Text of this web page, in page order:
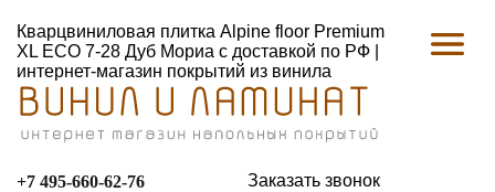
Кварцвиниловая плитка Alpine floor Premium
XL ECO 7-28 Дуб Мориа с доставкой по РФ |
интернет-магазин покрытий из винила
+7 495-660-62-76 Заказать звонок